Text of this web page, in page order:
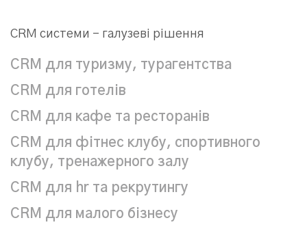
CRM системи – галузеві рішення
CRM для туризму, турагентства
CRM для готелів
CRM для кафе та ресторанів
CRM для фітнес клубу, спортивного
клубу, тренажерного залу
CRM для hr та рекрутингу
CRM для малого бізнесу